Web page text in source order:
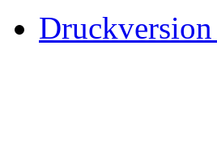
Druckversion